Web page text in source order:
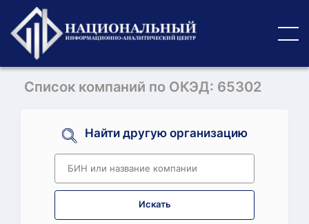
Список компаний по ОКЭД: 65302
Найти другую организацию
Искать